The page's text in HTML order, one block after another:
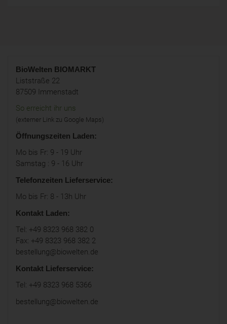
BioWelten BIOMARKT
Liststraße 22
87509 Immenstadt
So erreicht ihr uns
(externer Link zu Google Maps)
Öffnungszeiten Laden:
Mo bis Fr: 9 - 19 Uhr
Samstag : 9 - 16 Uhr
Telefonzeiten Lieferservice:
Mo bis Fr: 8 - 13h Uhr
Kontakt Laden:
Tel: +49 8323 968 382 0
Fax: +49 8323 968 382 2
bestellung@biowelten.de
Kontakt Lieferservice:
Tel: +49 8323 968 5366
bestellung@biowelten.de